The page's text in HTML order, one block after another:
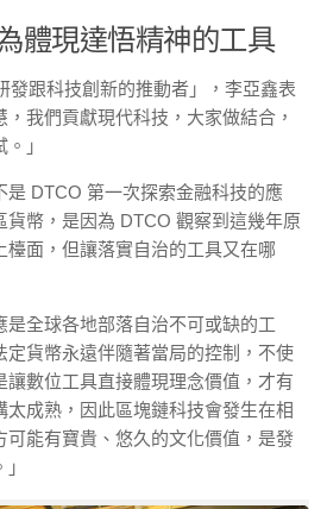
現達悟精神的工具
發跟科技創新的推動者」，李亞鑫表
我們貢獻現代科技，大家做結合，
」
是 DTCO 第一次探索金融科技的應
貨幣，是因為 DTCO 觀察到這幾年原
檯面，但讓落實自治的工具又在哪
是全球各地部落自治不可或缺的工
定貨幣永遠伴隨著當局的控制，不使
讓數位工具直接體現理念價值，才有
太成熟，因此區塊鏈科技會發生在相
可能有寶貴、悠久的文化價值，是發